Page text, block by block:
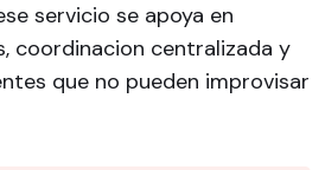
servicio se apoya en
coordinacion centralizada y
que no pueden improvisar